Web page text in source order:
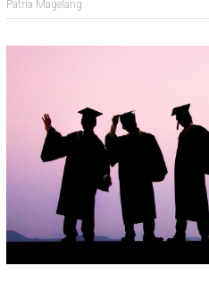
Patria Magelang